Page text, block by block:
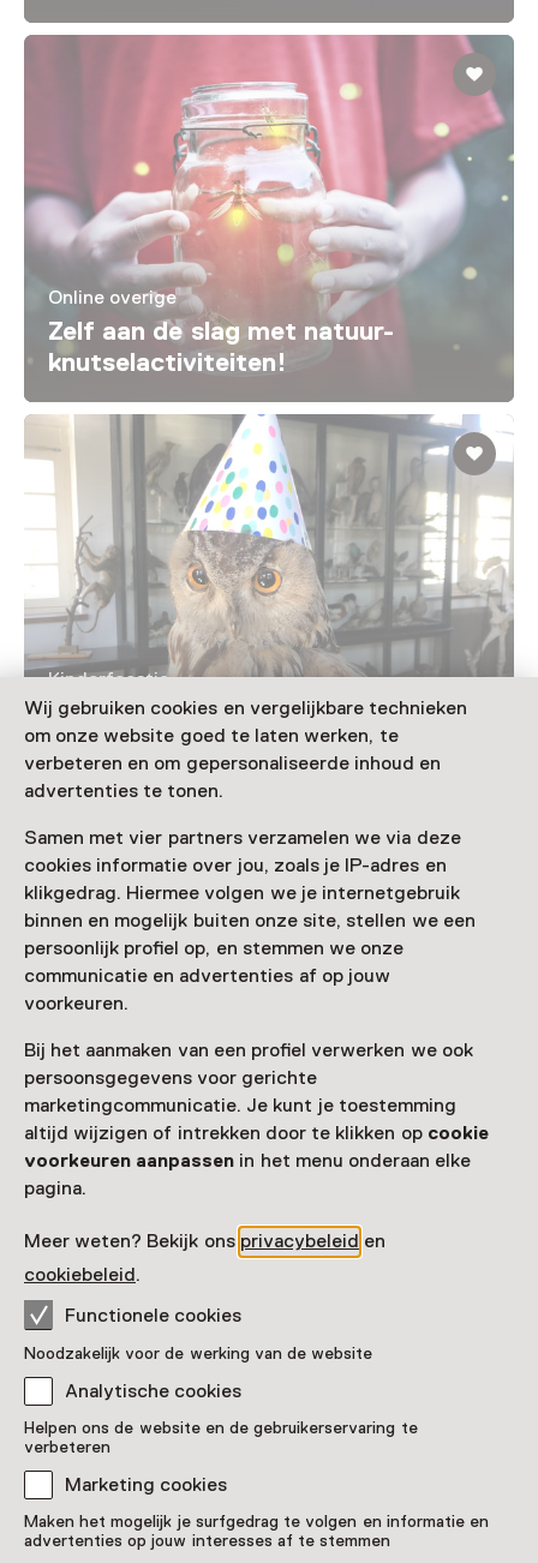
Wij gebruiken cookies en vergelijkbare technieken
om onze website goed te laten werken, te
verbeteren en om gepersonaliseerde inhoud en
advertenties te tonen.
Samen met vier partners verzamelen we via deze
cookies informatie over jou, zoals je IP-adres en
klikgedrag. Hiermee volgen we je internetgebruik
binnen en mogelijk buiten onze site, stellen we een
persoonlijk profiel op, en stemmen we onze
communicatie en advertenties af op jouw
voorkeuren.
Bij het aanmaken van een profiel verwerken we ook
persoonsgegevens voor gerichte
marketingcommunicatie. Je kunt je toestemming
altijd wijzigen of intrekken door te klikken op cookie
voorkeuren aanpassen in het menu onderaan elke
pagina.
Meer weten? Bekijk ons privacybeleid en
cookiebeleid.
Functionele cookies
Noodzakelijk voor de werking van de website
Analytische cookies
Helpen ons de website en de gebruikerservaring te
verbeteren
Marketing cookies
Maken het mogelijk je surfgedrag te volgen en informatie en
advertenties op jouw interesses af te stemmen
Online overige
Zelf aan de slag met natuur-
knutselactiviteiten!
Kinderfeestje
Beestachtig feesten!
Voor 0 t/m 18 jaar
Nog meer ontdekken
Wandel binnen in een groene
oase in hartje Rotterdam
Pronkstuk